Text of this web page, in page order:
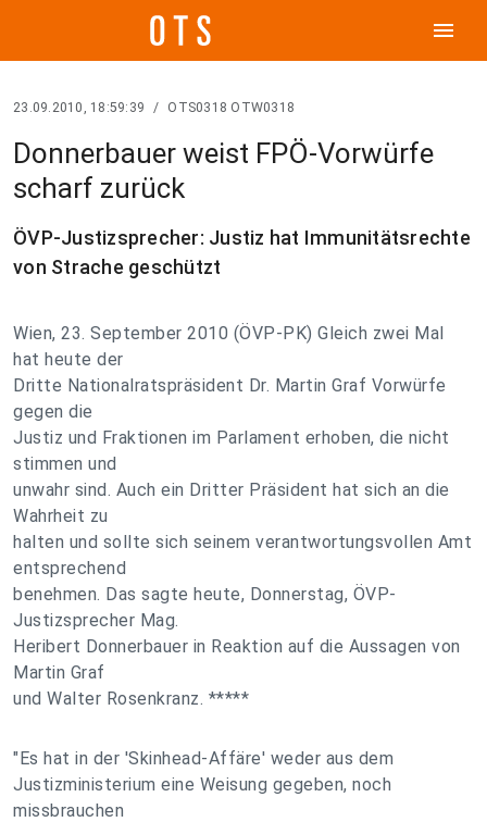
menu
23.09.2010, 18:59:39 / OTS0318 OTW0318
Donnerbauer weist FPÖ-Vorwürfe
scharf zurück
ÖVP-Justizsprecher: Justiz hat Immunitätsrechte
von Strache geschützt
Wien, 23. September 2010 (ÖVP-PK) Gleich zwei Mal
hat heute der
Dritte Nationalratspräsident Dr. Martin Graf Vorwürfe
gegen die
Justiz und Fraktionen im Parlament erhoben, die nicht
stimmen und
unwahr sind. Auch ein Dritter Präsident hat sich an die
Wahrheit zu
halten und sollte sich seinem verantwortungsvollen Amt
entsprechend
benehmen. Das sagte heute, Donnerstag, ÖVP-
Justizsprecher Mag.
Heribert Donnerbauer in Reaktion auf die Aussagen von
Martin Graf
und Walter Rosenkranz. *****
"Es hat in der 'Skinhead-Affäre' weder aus dem
Justizministerium eine Weisung gegeben, noch
missbrauchen